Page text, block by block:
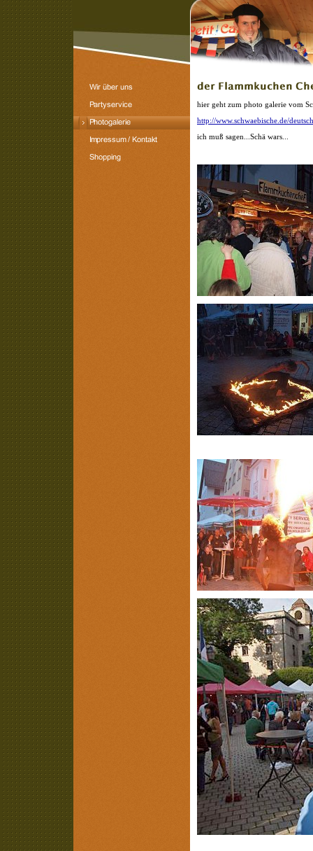
hier geht zum photo galerie vom
http://www.schwaebische.de/
ich muß sagen...Schä wars...